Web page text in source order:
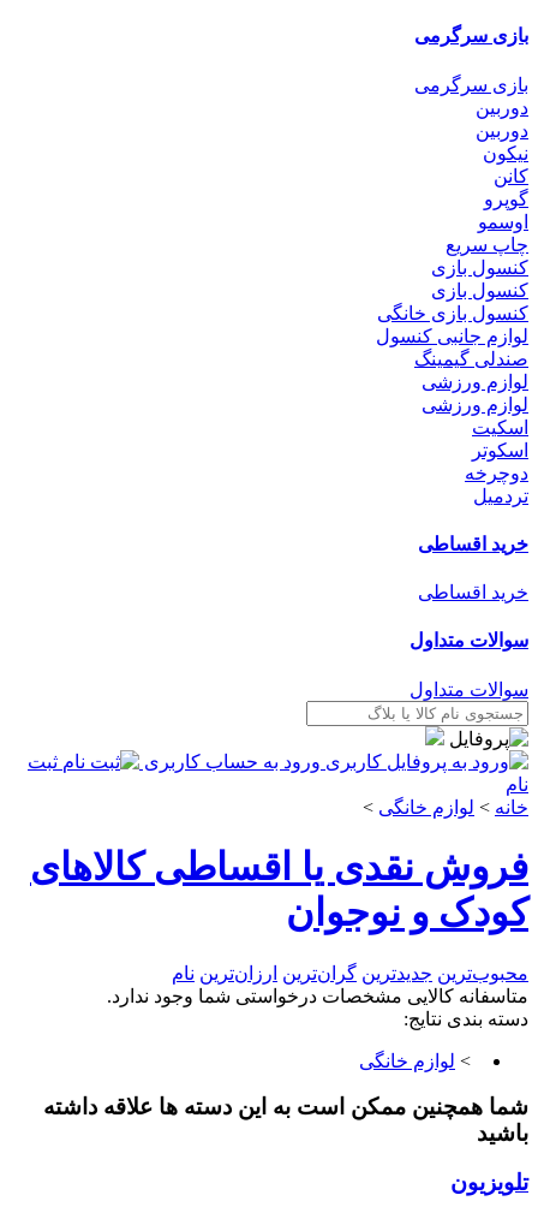
بازی سرگرمی
بازی سرگرمی
دوربین
دوربین
نیکون
کانن
گوپرو
اوسمو
چاپ سریع
کنسول بازی
کنسول بازی
کنسول بازی خانگی
لوازم جانبی کنسول
صندلی گیمینگ
لوازم ورزشی
لوازم ورزشی
اسکیت
اسکوتر
دوچرخه
تردمیل
خرید اقساطی
خرید اقساطی
سوالات متداول
سوالات متداول
ورود به حساب کاربری
ثبت
نام
خانه > لوازم خانگی >
فروش نقدی یا اقساطی کالاهای
کودک و نوجوان
محبوب‌ترین جدیدترین گران‌ترین ارزان‌ترین نام
متاسفانه کالایی مشخصات درخواستی شما وجود ندارد.
دسته بندی نتایج:
> لوازم خانگی
شما همچنین ممکن است به این دسته ها علاقه داشته
باشید
تلویزیون